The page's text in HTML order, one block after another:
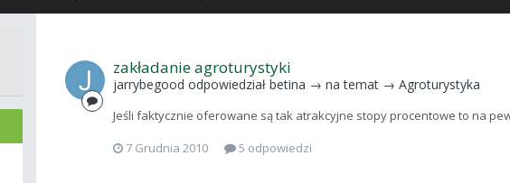
zakładanie agroturystyki
jarrybegood odpowiedział betina → na temat → Agroturystyka
Jeśli faktycznie oferowane są tak atrakcyjne stopy procentowe to na
7 Grudnia 2010
5 odpowiedzi